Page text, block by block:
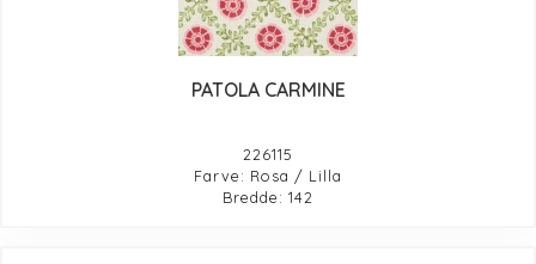
PATOLA CARMINE
226115
Farve: Rosa / Lilla
Bredde: 142